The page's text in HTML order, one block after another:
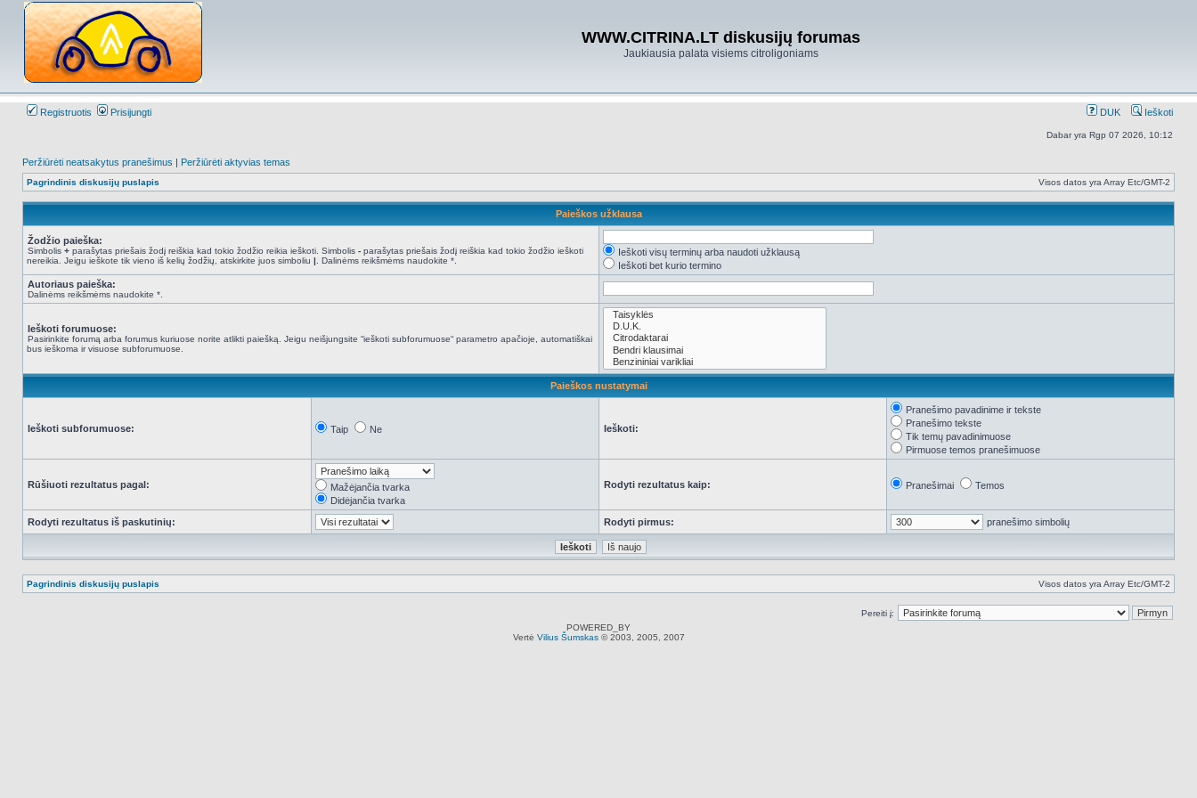
WWW.CITRINA.LT diskusijų forumas
Jaukiausia palata visiems citroligoniams
Registruotis Prisijungti DUK Ieškoti
Dabar yra Rgp 07 2026, 10:12
Peržiūrėti neatsakytus pranešimus | Peržiūrėti aktyvias temas
Pagrindinis diskusijų puslapis Visos datos yra Array Etc/GMT-2
Paieškos užklausa
Žodžio paieška:
Simbolis + parašytas priešais žodį reiškia kad tokio žodžio reikia ieškoti. Simbolis - parašytas priešais žodį reiškia kad tokio žodžio ieškoti
nereikia. Jeigu ieškote tik vieno iš kelių žodžių, atskirkite juos simboliu | . Dalinėms reikšmėms naudokite *.
Ieškoti visų terminų arba naudoti užklausą
Ieškoti bet kurio termino
Autoriaus paieška:
Dalinėms reikšmėms naudokite *.
Ieškoti forumuose:
Pasirinkite forumą arba forumus kuriuose norite atlikti paiešką. Jeigu neišjungsite “ieškoti subforumuose“ parametro apačioje, automatiškai
bus ieškoma ir visuose subforumuose.
Paieškos nustatymai
Ieškoti subforumuose: Taip Ne Ieškoti:
Pranešimo pavadinime ir tekste
Pranešimo tekste
Tik temų pavadinimuose
Pirmuose temos pranešimuose
Rūšiuoti rezultatus pagal:
Mažėjančia tvarka
Didėjančia tvarka
Rodyti rezultatus kaip: Pranešimai Temos
Rodyti rezultatus iš paskutinių: Rodyti pirmus: pranešimo simbolių
Pagrindinis diskusijų puslapis Visos datos yra Array Etc/GMT-2
Pereiti į:
POWERED_BY
Vertė Vilius Šumskas© 2003, 2005, 2007